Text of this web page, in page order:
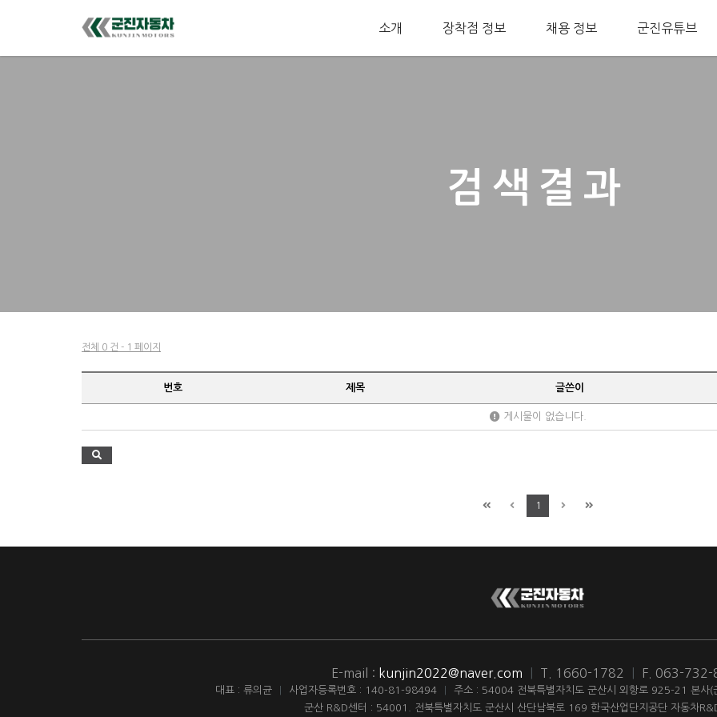
소개 장착점 정보 채용 정보 군진유튜브
검색결과
전체 0 건 - 1 페이지
번호 제목 글쓴이
게시물이 없습니다.
1
E-mail : kunjin2022@naver.com T. 1660-1782 F. 063-732-
대표 : 류의균 사업자등록번호 : 140-81-98494
주소 : 54004 전북특별자치도 군산시 외항로 925-21 본사(
군산 R&D센터 : 54001. 전북특별자치도 군산시 산단남북로 169 한국산업단지공단 자동차